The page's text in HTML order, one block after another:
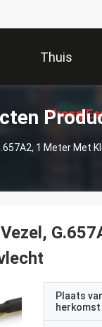
Thuis
Vraag
1 Meter Met
Plaats
herkomst